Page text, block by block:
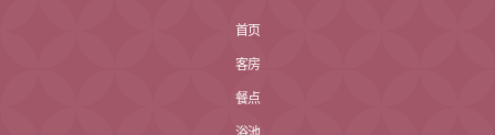
首页
客房
餐点